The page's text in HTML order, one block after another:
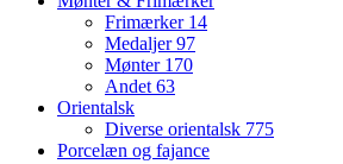
Frimærker 14
Medaljer97
Mønter 170
Andet 63
Orientalsk
Diverse orientalsk 775
Porcelæn og fajance